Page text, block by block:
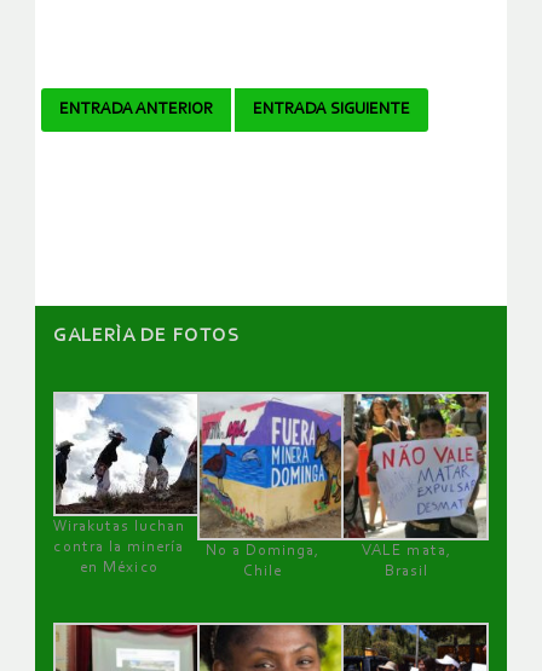
Navegador
ENTRADA ANTERIOR ENTRADA SIGUIENTE
GALERÌA DE FOTOS
Wirakutas luchan
contra la minería
en México
No a Dominga,
Chile
VALE mata,
Brasil